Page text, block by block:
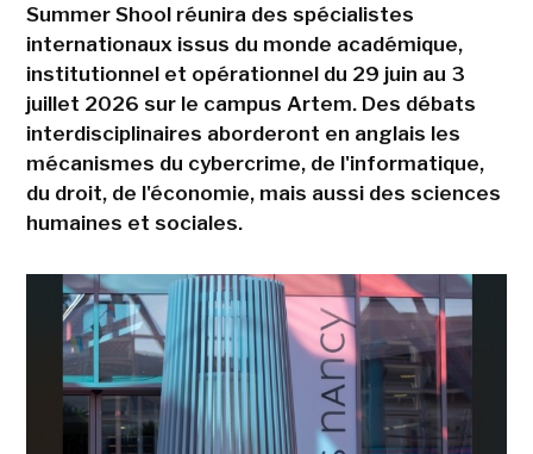
Summer Shool réunira des spécialistes
internationaux issus du monde académique,
institutionnel et opérationnel du 29 juin au 3
juillet 2026 sur le campus Artem. Des débats
interdisciplinaires aborderont en anglais les
mécanismes du cybercrime, de l'informatique,
du droit, de l'économie, mais aussi des sciences
humaines et sociales.